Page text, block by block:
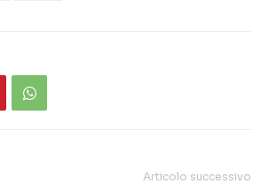
Articolo successivo